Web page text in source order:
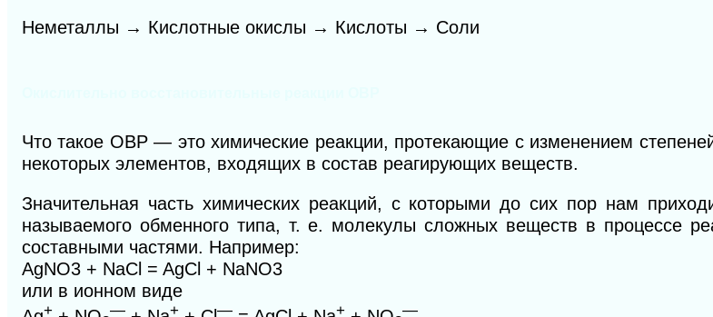
Неметаллы → Кислотные окислы → Кислоты → Соли
Что такое ОВР — это химические реакции, протекающие с изменением
некоторых элементов, входящих в состав реагирующих веществ.
Значительная часть химических реакций, с которыми до сих пор нам
называемого обменного типа, т. е. молекулы сложных веществ в процессе
составными частями. Например:
AgNO3 + NaCl = AgCl + NaNO3
или в ионном виде
+ — + — + —